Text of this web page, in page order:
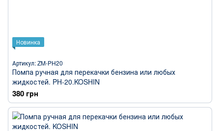
Новинка
Артикул: ZM-PH20
Помпа ручная для перекачки бензина или любых
жидкостей. PH-20.KOSHIN
380 грн